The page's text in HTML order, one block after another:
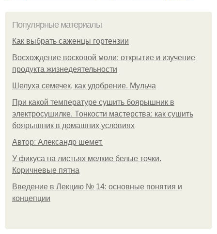
Популярные материалы
Как выбрать саженцы гортензии
Восхождение восковой моли: открытие и изучение
продукта жизнедеятельности
Шелуха семечек, как удобрение. Мульча
При какой температуре сушить боярышник в
электросушилке. Тонкости мастерства: как сушить
боярышник в домашних условиях
Автор: Александр шемет.
У фикуса на листьях мелкие белые точки.
Коричневые пятна
Введение в Лекцию № 14: основные понятия и
концепции